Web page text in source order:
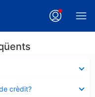
crèdit?